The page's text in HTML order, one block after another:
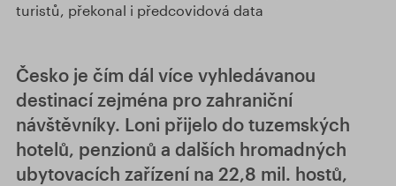
turistů, překonal i předcovidová data
Česko je čím dál více vyhledávanou
destinací zejména pro zahraniční
návštěvníky. Loni přijelo do tuzemských
hotelů, penzionů a dalších hromadných
ubytovacích zařízení na 22,8 mil. hostů,